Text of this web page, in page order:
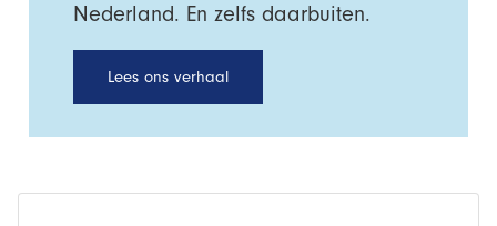
Nederland. En zelfs daarbuiten.
Lees ons verhaal